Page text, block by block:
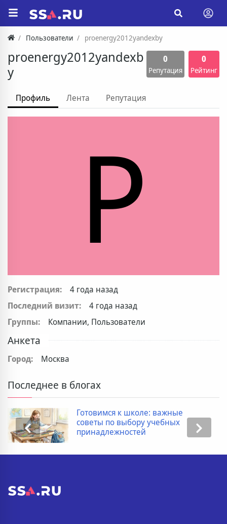
Пользователи proenergy2012yandexby
proenergy2012yandexb
y
0
Репутация
0
Рейтинг
Профиль Лента Репутация
P
Регистрация:
4 года назад
Последний визит:
4 года назад
Группы:
Компании, Пользователи
Анкета
Город: Москва
Последнее в блогах
Готовимся к школе: важные
советы по выбору учебных
принадлежностей